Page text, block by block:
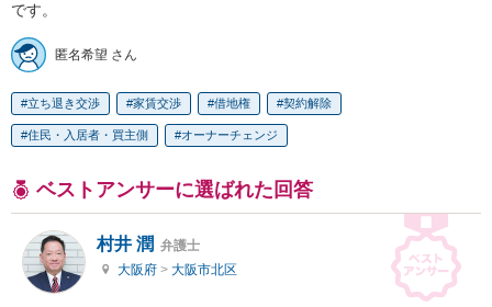
です。
匿名希望 さん
立ち退き交渉 家賃交渉 借地権 契約解除
住民・入居者・買主側 オーナーチェンジ
ベストアンサーに選ばれた回答
村井 潤 弁護士
大阪府 > 大阪市北区